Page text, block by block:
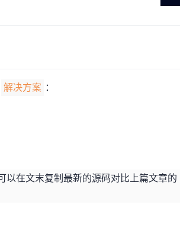
解决方案 ：
以在文末复制最新的源码对比上篇文章的